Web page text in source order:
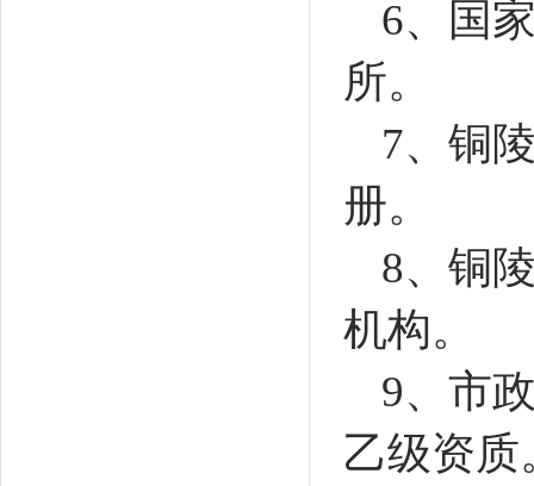
6、国
所。
7、铜
册。
8、铜
机构。
9、市
乙级资质